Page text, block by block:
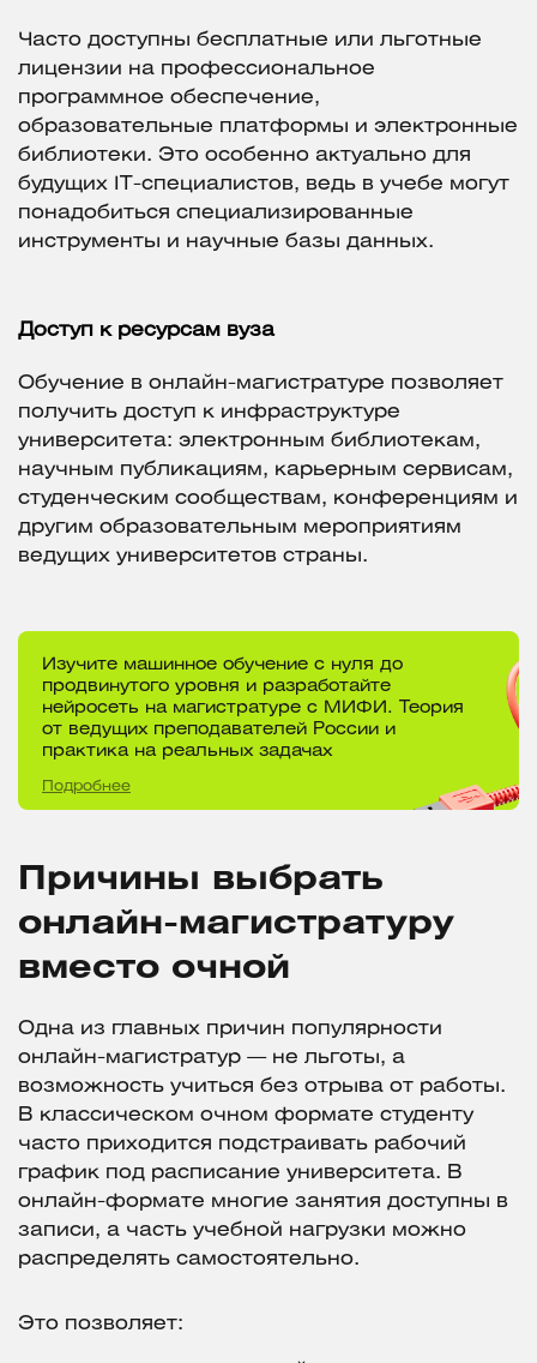
Часто доступны бесплатные или льготные
лицензии на профессиональное
программное обеспечение,
образовательные платформы и электронные
библиотеки. Это особенно актуально для
будущих IT-специалистов, ведь в учебе могут
понадобиться специализированные
инструменты и научные базы данных.
Доступ к ресурсам вуза
Обучение в онлайн-магистратуре позволяет
получить доступ к инфраструктуре
университета: электронным библиотекам,
научным публикациям, карьерным сервисам,
студенческим сообществам, конференциям и
другим образовательным мероприятиям
ведущих университетов страны.
Изучите машинное обучение с нуля до
продвинутого уровня и разработайте
нейросеть на магистратуре с МИФИ. Теория
от ведущих преподавателей России и
практика на реальных задачах
Подробнее
Причины выбрать
онлайн-магистратуру
вместо очной
Одна из главных причин популярности
онлайн-магистратур — не льготы, а
возможность учиться без отрыва от работы.
В классическом очном формате студенту
часто приходится подстраивать рабочий
график под расписание университета. В
онлайн-формате многие занятия доступны в
записи, а часть учебной нагрузки можно
распределять самостоятельно.
Это позволяет: